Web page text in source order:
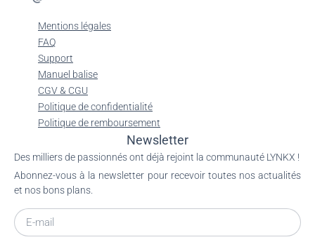
Mentions légales
FAQ
Support
Manuel balise
CGV & CGU
Politique de confidentialité
Politique de remboursement
Newsletter
Des milliers de passionnés ont déjà rejoint la communauté LYNKX !
Abonnez-vous à la newsletter pour recevoir toutes nos actualités
et nos bons plans.